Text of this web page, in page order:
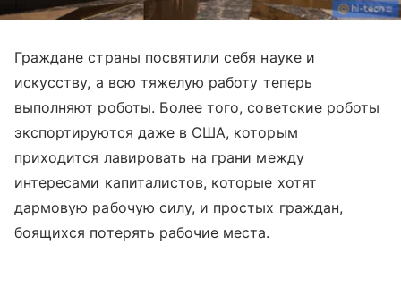
Граждане страны посвятили себя науке и
искусству, а всю тяжелую работу теперь
выполняют роботы. Более того, советские роботы
экспортируются даже в США, которым
приходится лавировать на грани между
интересами капиталистов, которые хотят
дармовую рабочую силу, и простых граждан,
боящихся потерять рабочие места.